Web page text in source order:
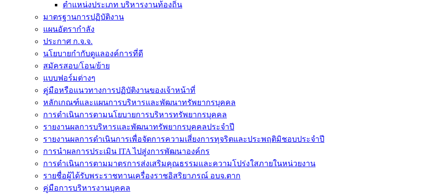
ตำแหน่งประเภท บริหารงานท้องถิ่น
มาตรฐานการปฏิบัติงาน
แผนอัตรากำลัง
ประกาศ ก.จ.จ.
นโยบายกำกับดูแลองค์การที่ดี
สมัครสอบ/โอน/ย้าย
แบบฟอร์มต่างๆ
คู่มือหรือแนวทางการปฏิบัติงานของเจ้าหน้าที่
หลักเกณฑ์และแผนการบริหารและพัฒนาทรัพยากรบุคคล
การดำเนินการตามนโยบายการบริหารทรัพยากรบุคคล
รายงานผลการบริหารและพัฒนาทรัพยากรบุคคลประจำปี
รายงานผลการดำเนินการเพื่อจัดการความเสี่ยงการทุจริตและประพฤติมิชอบประจำปี
การนำผลการประเมิน ITA ไปสู่งการพัฒนาองค์กร
การดำเนินการตามมาตรการส่งเสริมคุณธรรมและความโปร่งใสภายในหน่วยงาน
รายชื่อผู้ได้รับพระราชทานเครื่องราชอิสริยาภรณ์ อบจ.ตาก
คู่มือการบริหารงานบุคคล